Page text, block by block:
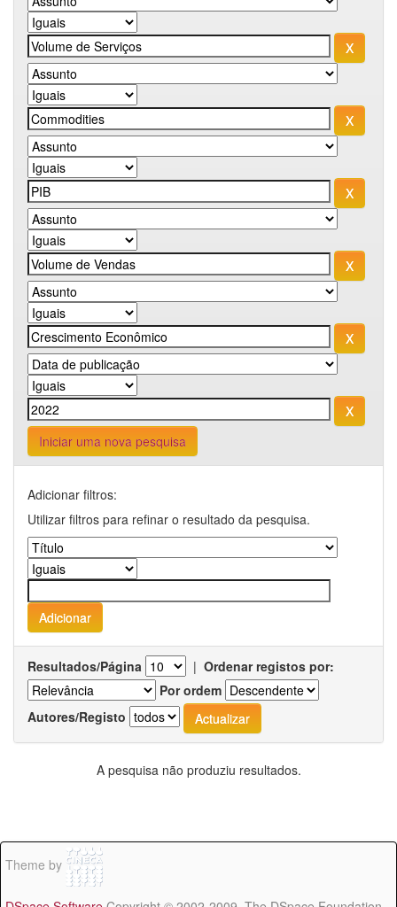
Iniciar uma nova pesquisa
Adicionar filtros:
Utilizar filtros para refinar o resultado da pesquisa.
Resultados/Página | Ordenar registos por:
Por ordem
Autores/Registo
A pesquisa não produziu resultados.
Theme by